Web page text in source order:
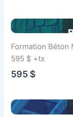
Formation Béton
595 $ +tx
595 $